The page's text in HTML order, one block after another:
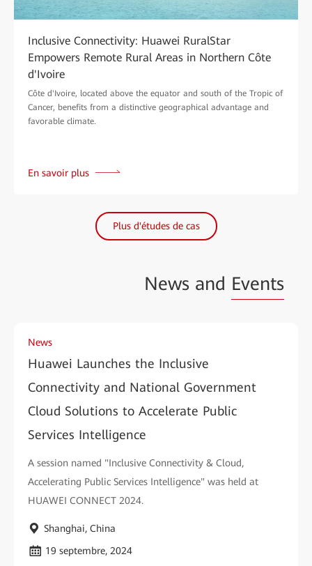
Inclusive Connectivity: Huawei RuralStar
Empowers Remote Rural Areas in Northern Côte
d'Ivoire
Côte d'Ivoire, located above the equator and south of the Tropic of
Cancer, benefits from a distinctive geographical advantage and
favorable climate.
En savoir plus
Plus d'études de cas
News and Events
News
Huawei Launches the Inclusive
Connectivity and National Government
Cloud Solutions to Accelerate Public
Services Intelligence
A session named "Inclusive Connectivity & Cloud,
Accelerating Public Services Intelligence" was held at
HUAWEI CONNECT 2024.
Shanghai, China
19 septembre, 2024